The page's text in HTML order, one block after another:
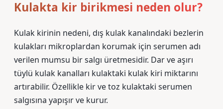
Kulakta kir birikmesi neden olur?
Kulak kirinin nedeni, dış kulak kanalındaki bezlerin
kulakları mikroplardan korumak için serumen adı
verilen mumsu bir salgı üretmesidir. Dar ve aşırı
tüylü kulak kanalları kulaktaki kulak kiri miktarını
artırabilir. Özellikle kir ve toz kulaktaki serumen
salgısına yapışır ve kurur.